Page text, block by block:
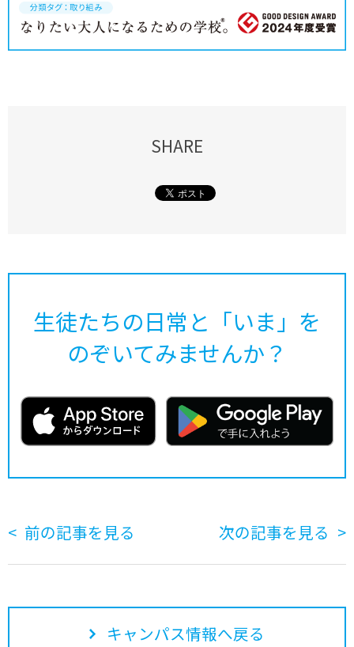
SHARE
生徒たちの日常と「いま」を
のぞいてみませんか？
前の記事を見る 次の記事を見る
キャンパス情報へ戻る